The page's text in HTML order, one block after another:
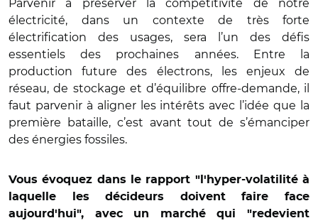
Parvenir à préserver la compétitivité de notre
électricité, dans un contexte de très forte
électrification des usages, sera l’un des défis
essentiels des prochaines années. Entre la
production future des électrons, les enjeux de
réseau, de stockage et d’équilibre offre-demande, il
faut parvenir à aligner les intérêts avec l’idée que la
première bataille, c’est avant tout de s’émanciper
des énergies fossiles.
Vous évoquez dans le rapport "l'hyper-volatilité à
laquelle les décideurs doivent faire face
aujourd'hui", avec un marché qui "redevient